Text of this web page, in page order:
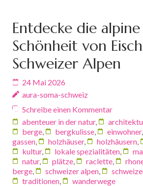
Entdecke die alpine
Schönheit von
Schweizer Alpen
24 Mai 2026
aura-soma-schweiz
Schreibe einen Kommentar
abenteuer in der natur,
berge
bergkulisse einwohner,
gassen
holzhäuser, holzhäusern
kultur, lokale spezialitäten
natur, plätze raclette
berge
schweizer alpen
traditionen
wanderwege